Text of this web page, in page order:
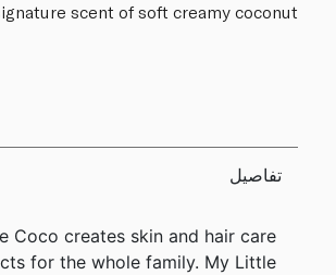
scent of soft creamy coconut.
تفاصيل
Coco creates skin and hair care
for the whole family. My Little